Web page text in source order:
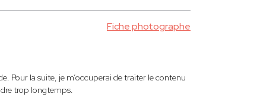
Fiche photographe
Pour la suite, je m’occuperai de traiter le contenu
trop longtemps.